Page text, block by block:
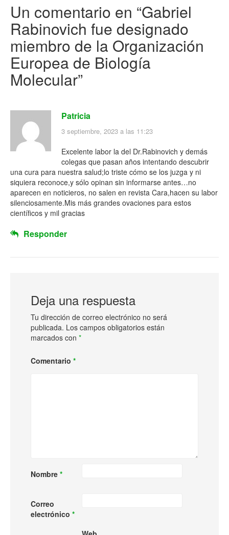
Un comentario en “Gabriel
Rabinovich fue designado
miembro de la Organización
Europea de Biología
Molecular”
Patricia
3 septiembre, 2023 a las 11:23
Excelente labor la del Dr.Rabinovich y demás
colegas que pasan años intentando descubrir
una cura para nuestra salud;lo triste cómo se los juzga y ni
siquiera reconoce,y sólo opinan sin informarse antes…no
aparecen en noticieros, no salen en revista Cara,hacen su labor
silenciosamente.Mis más grandes ovaciones para estos
científicos y mil gracias
Responder
Deja una respuesta
Tu dirección de correo electrónico no será
publicada. Los campos obligatorios están
marcados con *
Comentario *
Nombre *
Correo
electrónico *